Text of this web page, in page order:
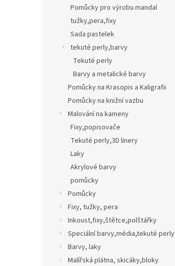
Pomůcky pro výrobu mandal
tužky,pera,fixy
Sada pastelek
tekuté perly,barvy
Tekuté perly
Barvy a metalické barvy
Pomůcky na Krasopis a Kaligrafii
Pomůcky na knižní vazbu
Malování na kameny
Fixy,popisovače
Tekuté perly,3D linery
Laky
Akrylové barvy
pomůcky
Pomůcky
Fixy, tužky, pera
Inkoust,fixy,štětce,polštářky
Speciální barvy,média,tekuté perly
Barvy, laky
Malířská plátna, skicáky,bloky